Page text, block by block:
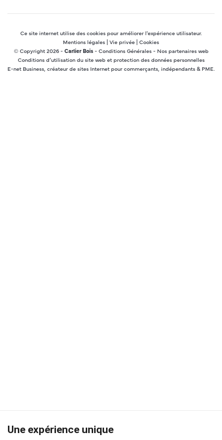
Ce site internet utilise des cookies pour améliorer l'expérience utilisateur.
Mentions légales | Vie privée | Cookies
© Copyright 2026 - Carlier Bois- Conditions Générales- Nos partenaires web
Conditions d’utilisation du site web et protection des données personnelles
E-net Business , créateur de sites Internet pour commerçants, indépendants & PME.
Une expérience unique